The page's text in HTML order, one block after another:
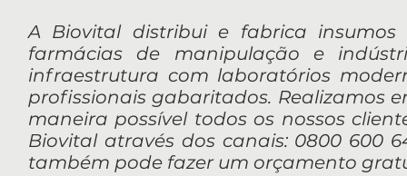
A Biovital distribui e fabrica insumos
farmácias de manipulação e
infraestrutura com laboratórios
profissionais gabaritados. Realizamos
maneira possível todos os nossos
Biovital através dos canais: 0800 600
também pode fazer um orçamento